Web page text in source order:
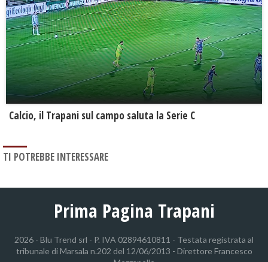
Calcio, il Trapani sul campo saluta la Serie C
TI POTREBBE INTERESSARE
Prima Pagina Trapani
2026 - Blu Trend srl - P. IVA 02894610811 - Testata registrata al
tribunale di Marsala n.202 del 12/06/2013 - Direttore Francesco